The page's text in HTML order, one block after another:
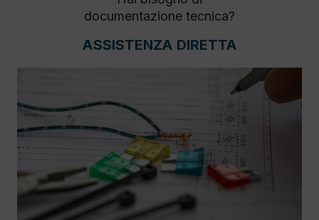
documentazione tecnica?
ASSISTENZA DIRETTA